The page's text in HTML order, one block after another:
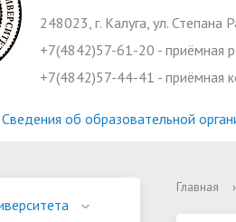
248023, г. Калуга, ул. Степана
+7(4842)57-61-20 - приёмная
+7(4842)57-44-41 - приёмная
Устав
Сведения об образовательной
Оплата
Часто
Главная ›